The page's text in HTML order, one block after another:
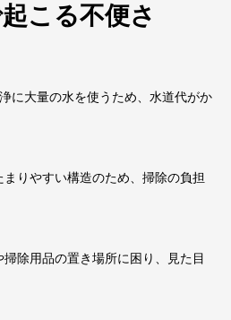
こる不便さ
に大量の水を使うため、水道代がか
りやすい構造のため、掃除の負担
除用品の置き場所に困り、見た目